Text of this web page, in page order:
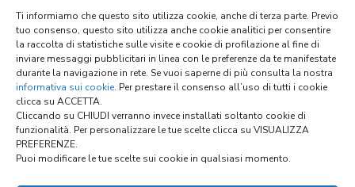
Ti informiamo che questo sito utilizza cookie, anche di terza parte. Previo
tuo consenso, questo sito utilizza anche cookie analitici per consentire
la raccolta di statistiche sulle visite e cookie di profilazione al fine di
inviare messaggi pubblicitari in linea con le preferenze da te manifestate
durante la navigazione in rete. Se vuoi saperne di più consulta la nostra
informativa sui cookie. Per prestare il consenso all’uso di tutti i cookie
clicca su ACCETTA.
Cliccando su CHIUDI verranno invece installati soltanto cookie di
funzionalità. Per personalizzare le tue scelte clicca su VISUALIZZA
PREFERENZE.
Puoi modificare le tue scelte sui cookie in qualsiasi momento.
Faltenbälge
X-Y Abdeckungssysteme
Materialtabelle
Allgemeine Verkaufsbedingungen
Links: